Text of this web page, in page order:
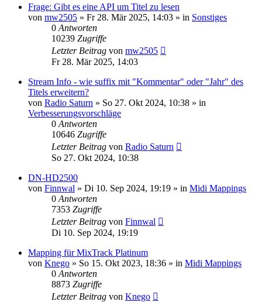
Frage: Gibt es eine API um Titel zu lesen
von mw2505 » Fr 28. Mär 2025, 14:03 » in Sonstiges
0 Antworten
10239 Zugriffe
Letzter Beitrag von mw2505
Fr 28. Mär 2025, 14:03
Stream Info - wie suffix mit "Kommentar" oder "Jahr" des
Titels erweitern?
von Radio Saturn » So 27. Okt 2024, 10:38 » in
Verbesserungsvorschläge
0 Antworten
10646 Zugriffe
Letzter Beitrag von Radio Saturn
So 27. Okt 2024, 10:38
DN-HD2500
von Finnwal » Di 10. Sep 2024, 19:19 » in Midi Mappings
0 Antworten
7353 Zugriffe
Letzter Beitrag von Finnwal
Di 10. Sep 2024, 19:19
Mapping für MixTrack Platinum
von Knego » So 15. Okt 2023, 18:36 » in Midi Mappings
0 Antworten
8873 Zugriffe
Letzter Beitrag von Knego